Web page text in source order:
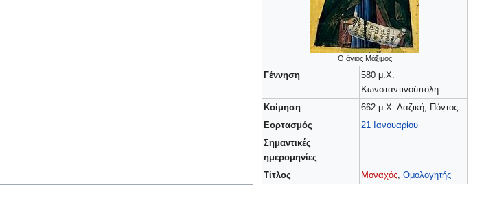
Ο άγιος Μάξιμος
Γέννηση
580 μ.Χ.
Κωνσταντινούπολη
Κοίμηση
662 μ.Χ. Λαζική, Πόντος
Εορτασμός
21 Ιανουαρίου
Σημαντικές
ημερομηνίες
Τίτλος
Μοναχός, Ομολογητής